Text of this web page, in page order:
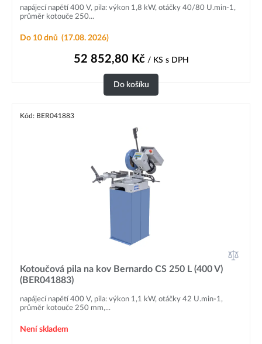
napájecí napětí 400 V, pila: výkon 1,8 kW, otáčky 40/80 U.min-1,
průměr kotouče 250...
Do 10 dnů (17.08. 2026)
52 852,80 Kč/ KS s DPH
Do košíku
Kód: BER041883
Kotoučová pila na kov Bernardo CS 250 L (400 V)
(BER041883)
napájecí napětí 400 V, pila: výkon 1,1 kW, otáčky 42 U.min-1,
průměr kotouče 250 mm,...
Není skladem